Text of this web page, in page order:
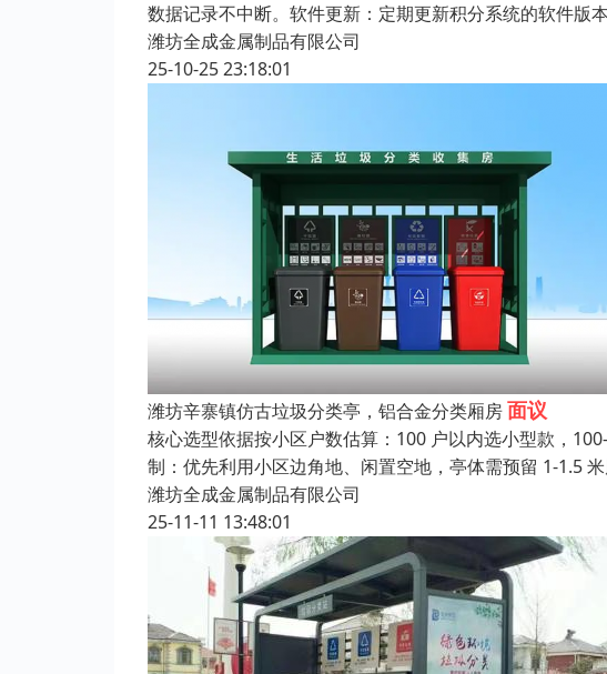
数据记录不中断。软件更新：定期更新积分系统的软件版
潍坊全成金属制品有限公司
25-10-25 23:18:01
潍坊辛寨镇仿古垃圾分类亭，铝合金分类厢房面议
核心选型依据按小区户数估算：100 户以内选小型款，
制：优先利用小区边角地、闲置空地，亭体需预留 1-1.5
潍坊全成金属制品有限公司
25-11-11 13:48:01